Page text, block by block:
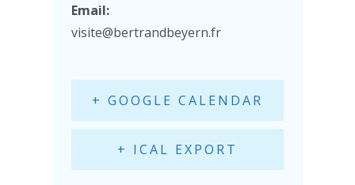
Email:
visite@bertrandbeyern.fr
+ GOOGLE CALENDAR
+ ICAL EXPORT